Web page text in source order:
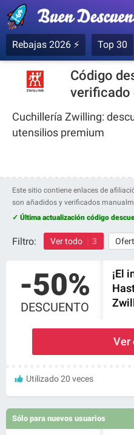
Rebajas 2026 ⚡ Top 30
Código
verificado
Cuchillería Zwilling:
utensilios premium
Este sitio contiene enlaces de
son añadidos y verificados
✓ Última actualización código
Filtro: Ver todo 3
-50%
DESCUENTO
¡El
Ver
Utilizado 20 veces
Sólo para nuevos usuarios